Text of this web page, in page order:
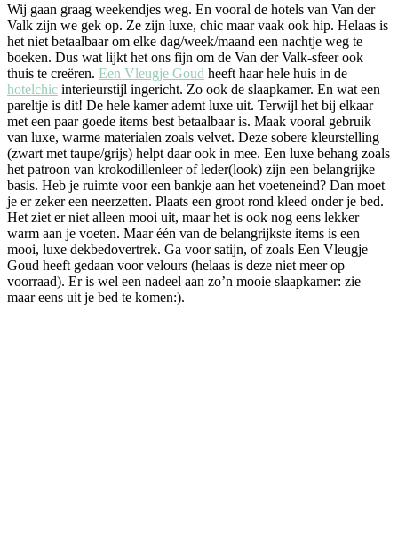
Wij gaan graag weekendjes weg. En vooral de hotels van Van der
Valk zijn we gek op. Ze zijn luxe, chic maar vaak ook hip. Helaas is
het niet betaalbaar om elke dag/week/maand een nachtje weg te
boeken. Dus wat lijkt het ons fijn om de Van der Valk-sfeer ook
thuis te creëren. Een Vleugje Goud heeft haar hele huis in de
hotelchic interieurstijl ingericht. Zo ook de slaapkamer. En wat een
pareltje is dit! De hele kamer ademt luxe uit. Terwijl het bij elkaar
met een paar goede items best betaalbaar is. Maak vooral gebruik
van luxe, warme materialen zoals velvet. Deze sobere kleurstelling
(zwart met taupe/grijs) helpt daar ook in mee. Een luxe behang zoals
het patroon van krokodillenleer of leder(look) zijn een belangrijke
basis. Heb je ruimte voor een bankje aan het voeteneind? Dan moet
je er zeker een neerzetten. Plaats een groot rond kleed onder je bed.
Het ziet er niet alleen mooi uit, maar het is ook nog eens lekker
warm aan je voeten. Maar één van de belangrijkste items is een
mooi, luxe dekbedovertrek. Ga voor satijn, of zoals Een Vleugje
Goud heeft gedaan voor velours (helaas is deze niet meer op
voorraad). Er is wel een nadeel aan zo’n mooie slaapkamer: zie
maar eens uit je bed te komen:).